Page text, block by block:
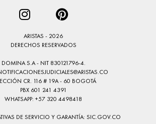
ARISTAS - 2026
DERECHOS RESERVADOS
DOMINA S.A - NIT 830121796-4.
CR. 116 # 19A - 60 BOGOTÁ
PBX 601 241 4391
WHATSAPP: +57 320 4498418
DE SERVICIO Y GARANTÍA: SIC.GOV.CO